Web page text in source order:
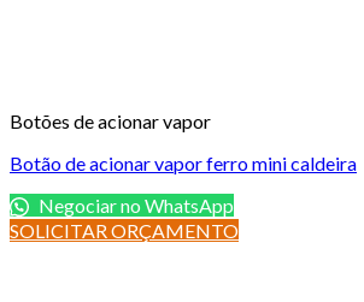
Botões de acionar vapor
Botão de acionar vapor ferro mini caldeira
Negociar no WhatsApp
SOLICITAR ORÇAMENTO